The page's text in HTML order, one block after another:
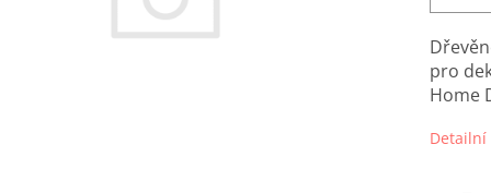
pro
Home